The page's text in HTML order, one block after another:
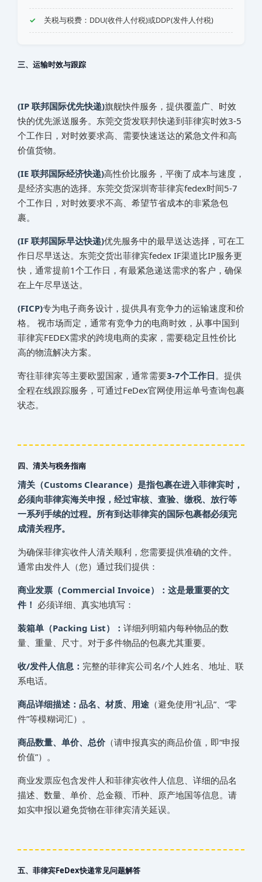
关税与税费：DDU(收件人付税)或DDP(发件人付税)
三、运输时效与跟踪
(IP 联邦国际优先快递)旗舰快件服务，提供覆盖广、时效
快的优先派送服务。东莞交货发联邦快递到‌‌‌菲律宾时效3-5
个工作日，对时效要求高、需要快速送达的紧急文件和高
价值货物。
(IE 联邦国际经济快递)高性价比服务，平衡了成本与速度，
是经济实惠的选择。东莞交货深圳寄‌‌‌菲律宾fedex时间5-7
个工作日，对时效要求不高、希望节省成本的非紧急包
裹。
(IF 联邦国际早达快递)优先服务中的最早送达选择，可在工
作日尽早送达。东莞交货出‌‌‌菲律宾fedex IF渠道比IP服务更
快，通常提前1个工作日，有最紧急递送需求的客户，确保
在上午尽早送达。
(FICP)专为电子商务设计，提供具有竞争力的运输速度和价
格。 视市场而定，通常有竞争力的电商时效，从事中国到‌‌‌
菲律宾FEDEX需求的跨境电商的卖家，需要稳定且性价比
高的物流解决方案。
寄往‌‌‌菲律宾等主要欧盟国家，通常需要3-7个工作日。提供
全程在线跟踪服务，可通过FeDex官网使用运单号查询包裹
状态。
四、清关与税务指南
清关（Customs Clearance）是指包裹在进入‌‌‌菲律宾时，
必须向‌‌‌菲律宾海关申报，经过审核、查验、缴税、放行等
一系列手续的过程。所有到达‌‌‌菲律宾的国际包裹都必须完
成清关程序。
为确保‌‌‌菲律宾收件人清关顺利，您需要提供准确的文件。
通常由发件人（您）通过我们提供：
商业发票（Commercial Invoice）：这是最重要的文
件！ 必须详细、真实地填写：
装箱单（Packing List）： 详细列明箱内每种物品的数
量、重量、尺寸。对于多件物品的包裹尤其重要。
收/发件人信息： 完整的‌‌‌菲律宾公司名/个人姓名、地址、联
系电话。
商品详细描述：品名、材质、用途 （避免使用“礼品”、“零
件”等模糊词汇）。
商品数量、单价、总价 （请申报真实的商品价值，即“申报
价值”）。
商业发票应包含发件人和‌‌‌菲律宾收件人信息、详细的品名
描述、数量、单价、总金额、币种、原产地国等信息。请
如实申报以避免货物在‌‌‌菲律宾清关延误。
五、‌‌‌菲律宾FeDex快递常见问题解答